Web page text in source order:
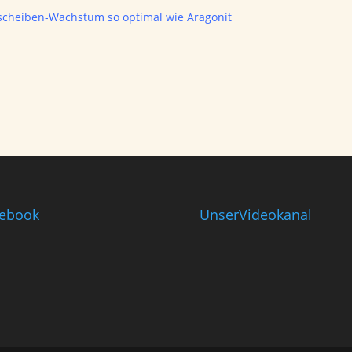
Wachstum so optimal wie Aragonit
UnserVideokanal